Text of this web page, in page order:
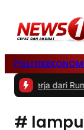
POLITIK
Bekerja dari Rumah
#